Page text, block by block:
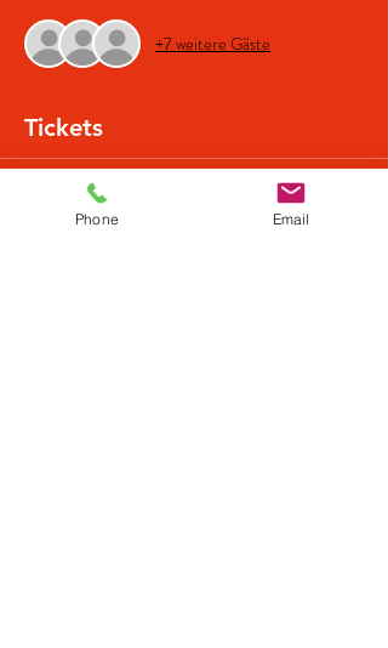
+7 weitere Gäste
Tickets
Verkauf beendet
Phone Email